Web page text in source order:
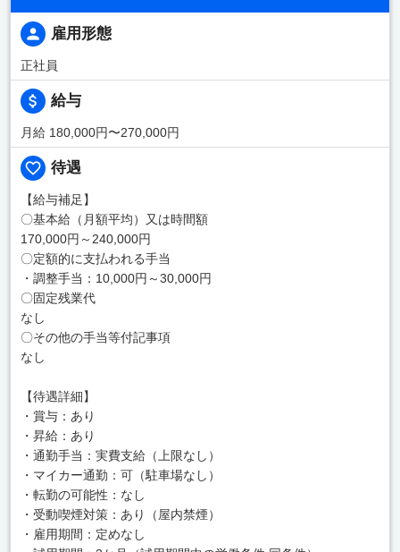
雇用形態
正社員
給与
月給 180,000円〜270,000円
待遇
【給与補足】
〇基本給（月額平均）又は時間額
170,000円～240,000円
〇定額的に支払われる手当
・調整手当：10,000円～30,000円
〇固定残業代
なし
〇その他の手当等付記事項
なし
【待遇詳細】
・賞与：あり
・昇給：あり
・通勤手当：実費支給（上限なし）
・マイカー通勤：可（駐車場なし）
・転勤の可能性：なし
・受動喫煙対策：あり（屋内禁煙）
・雇用期間：定めなし